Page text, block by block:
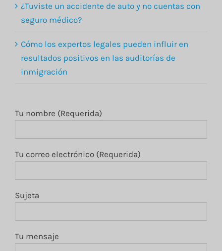
¿Tuviste un accidente de auto y no cuentas con
seguro médico?
Cómo los expertos legales pueden influir en
resultados positivos en las auditorías de
inmigración
Tu nombre (Requerida)
Tu correo electrónico (Requerida)
Sujeta
Tu mensaje